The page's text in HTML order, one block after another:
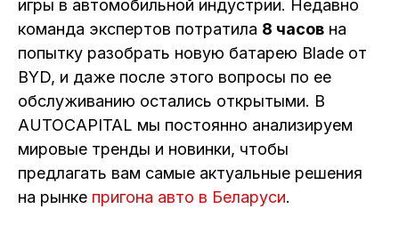
игры в автомобильной индустрии. Недавно
команда экспертов потратила 8 часов на
попытку разобрать новую батарею Blade от
BYD, и даже после этого вопросы по ее
обслуживанию остались открытыми. В
AUTOCAPITAL мы постоянно анализируем
мировые тренды и новинки, чтобы
предлагать вам самые актуальные решения
на рынке пригона авто в Беларуси.